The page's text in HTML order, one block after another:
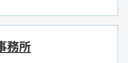
務所